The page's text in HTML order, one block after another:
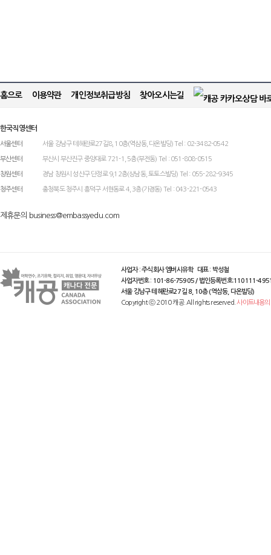
홈으로 이용약관 개인정보취급방침 찾아오시는길
한국직영센터
서울센터 서울 강남구 테헤란로27길8, 10층(역삼동, 다온빌딩) Tel : 02-3482-0542
부산센터 부산시 부산진구 중앙대로 721-1, 5층(부전동) Tel : 051-808-0515
창원센터 경남 창원시 성산구 단정로 9,12층(상남동, 토토스빌딩) Tel : 055-282-9345
청주센터 충청북도 청주시 흥덕구 서현동로 4, 3층(가경동) Tel : 043-221-0543
제휴문의 business@embassyedu.com
사업자 : 주식회사 엠버시유학 대표 : 박성철
사업자번호 : 101-86-75905 / 법인등록번호:110111-
서울 강남구 테헤란로27길 8, 10층 (역삼동, 다온빌딩)
Copyright ⓒ 2010 캐공. All rights reserved.사이트내용